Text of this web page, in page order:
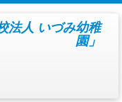
法人 いづみ幼稚
園」